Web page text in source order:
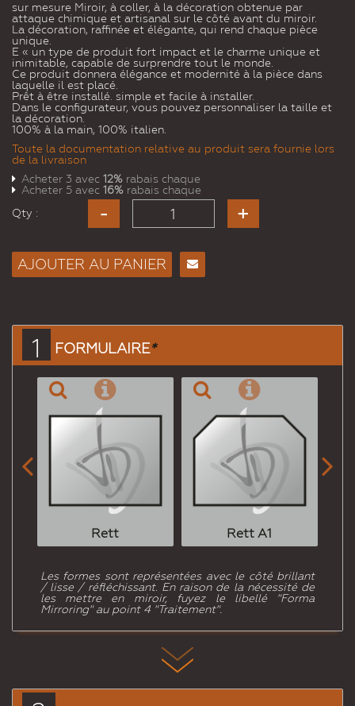
sur mesure Miroir, à coller, à la décoration obtenue par
attaque chimique et artisanal sur le côté avant du miroir.
La décoration, raffinée et élégante, qui rend chaque pièce
unique.
E « un type de produit fort impact et le charme unique et
inimitable, capable de surprendre tout le monde.
Ce produit donnera élégance et modernité à la pièce dans
laquelle il est placé.
Prêt à être installé. simple et facile à installer.
Dans le configurateur, vous pouvez personnaliser la taille et
la décoration.
100% à la main, 100% italien.
Toute la documentation relative au produit sera fournie lors
de la livraison
Acheter 3 avec 12% rabais chaque
Acheter 5 avec 16% rabais chaque
Qty :
AJOUTER AU PANIER
1 FORMULAIRE*
Rett Rett A1
 
Les formes sont représentées avec le côté brillant
/ lisse / réfléchissant. En raison de la nécessité de
les mettre en miroir, fuyez le libellé "Forma
Mirroring" au point 4 "Traitement".